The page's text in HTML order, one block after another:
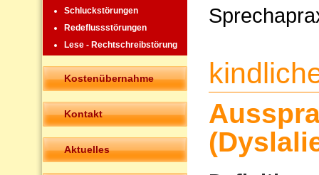
Schluckstörungen
Redeflussstörungen
Lese - Rechtschreibstörung
Kostenübernahme
Kontakt
Aktuelles